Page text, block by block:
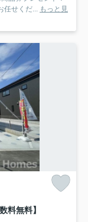
せくだ...
もっと見
料無料】